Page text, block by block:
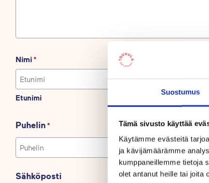
Suostumus
Tämä sivusto käyttää
Käytämme evästeitä
ja kävijämäärämme
kumppaneillemme tietoja
olet antanut heille tai joita
Nimi *
Etunimi Sukunimi
Puhelin *
Sähköposti